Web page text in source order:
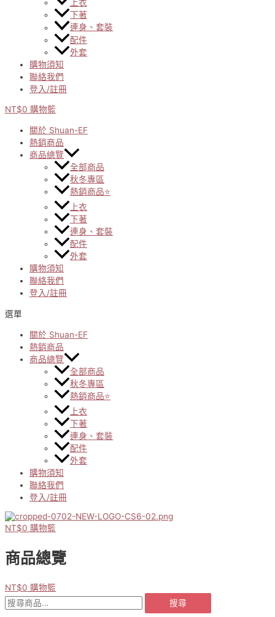
上衣
下著
連身、套裝
配件
外套
購物須知
聯絡我們
登入/註冊
NT$0 購物籃
關於 Shuan-EF
熱銷商品
商品總覽
全部商品
秋冬專區
熱銷商品⭐
上衣
下著
連身、套裝
配件
外套
購物須知
聯絡我們
登入/註冊
選單
關於 Shuan-EF
熱銷商品
商品總覽
全部商品
秋冬專區
熱銷商品⭐
上衣
下著
連身、套裝
配件
外套
購物須知
聯絡我們
登入/註冊
NT$0 購物籃
商品總覽
NT$0 購物籃
搜
尋
搜尋